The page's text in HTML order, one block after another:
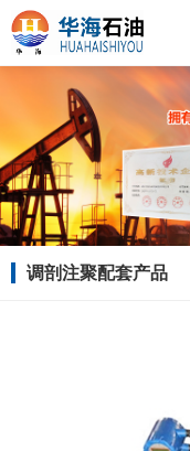
调剖注聚配套产品